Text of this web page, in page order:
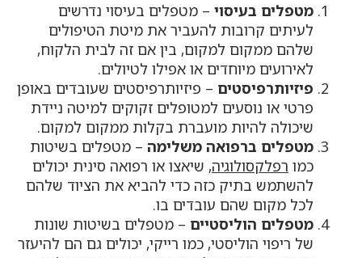
מטפלים בעיסוי – מטפלים בעיסוי נדרשים
לעיתים קרובות להעביר את מיטת הטיפולים
שלהם ממקום למקום, בין אם זה לבית הלקוח,
לאירועים מיוחדים או אפילו לטיולים.
פיזיותרפיסטים – פיזיותרפיסטים שעובדים באופן
פרטי או נוסעים למטופלים זקוקים למיטה ניידת
שיכולה להיות מועברת בקלות ממקום למקום.
מטפלים ברפואה משלימה – מטפלים בשיטות
כמו רפלקסולוגיה, שיאצו או רפואה סינית יכולים
להשתמש בתיק כזה כדי להביא את הציוד שלהם
לכל מקום שהם עובדים בו.
מטפלים הוליסטיים – מטפלים בשיטות שונות
של ריפוי הוליסטי, כמו רייקי, יכולים גם הם להיעזר